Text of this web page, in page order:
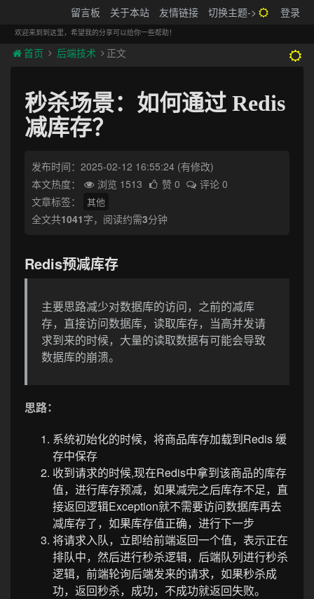
留言板 关于本站 友情链接 切换主题-> 登录
欢迎来到到这里，希望我的分享可以给你一些帮助！
首页 后端技术 正文
秒杀场景：如何通过 Redis
减库存？
发布时间：2025-02-12 16:55:24 (有修改)
本文热度：
浏览 1513 赞 0
评论 0
文章标签：
其他
全文共1041字，阅读约需3分钟
Redis预减库存
主要思路减少对数据库的访问，之前的减库
存，直接访问数据库，读取库存，当高并发请
求到来的时候，大量的读取数据有可能会导致
数据库的崩溃。
思路：
系统初始化的时候，将商品库存加载到Redis 缓
存中保存
收到请求的时候,现在Redis中拿到该商品的库存
值，进行库存预减，如果减完之后库存不足，直
接返回逻辑Exception就不需要访问数据库再去
减库存了，如果库存值正确，进行下一步
将请求入队，立即给前端返回一个值，表示正在
排队中，然后进行秒杀逻辑，后端队列进行秒杀
逻辑，前端轮询后端发来的请求，如果秒杀成
功，返回秒杀，成功，不成功就返回失败。